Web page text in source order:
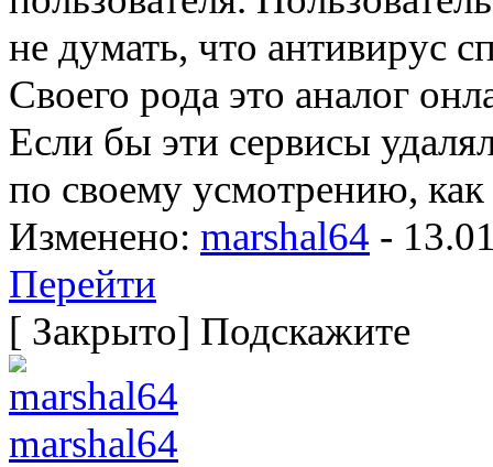
не думать, что антивирус
Своего рода это аналог
Если бы эти сервисы
по своему усмотрению,
Изменено: marshal64 -
Перейти
[ Закрыто] Подскажите
marshal64